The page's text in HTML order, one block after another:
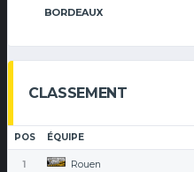
BORDEAUX
CLASSEMENT
POS ÉQUIPE
1 Rouen